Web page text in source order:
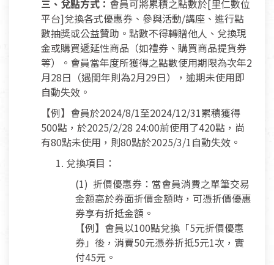
三、兌點方式： 會員可將累積之點數於[里仁數位
平台]兌換各式優惠券、參與活動/講座、進行點
數抽獎或公益贊助。點數不得轉贈他人、兌換現
金或購買遞延性商品（如禮券、購買商品提貨券
等）。會員當年度所獲得之點數使用期限為次年2
月28日（遇閏年則為2月29日），逾期未使用即
自動失效。
【例】會員於2024/8/1至2024/12/31累積獲得
500點，於2025/2/28 24:00前使用了420點，尚
有80點未使用，則80點於2025/3/1自動失效。
1. 兌換項目：
(1) 折價優惠券：當會員消費之單筆交易
金額高於券面折價金額時，可憑折價優惠
券享有折抵金額。
【例】會員以100點兌換「5元折價優惠
券」後，消費50元憑券折抵5元1次，實
付45元。